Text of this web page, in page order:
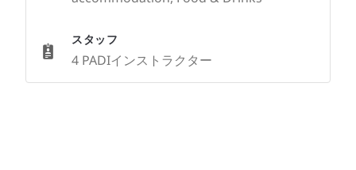
スタッフ
4 PADIインストラクター